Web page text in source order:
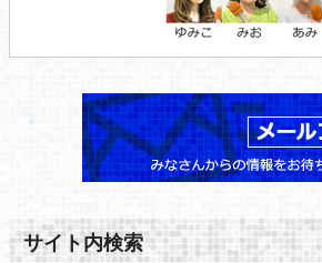
サイト内検索